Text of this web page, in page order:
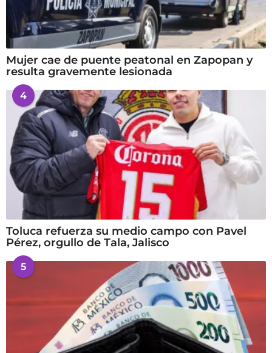
Mujer cae de puente peatonal en Zapopan y
resulta gravemente lesionada
4
Toluca refuerza su medio campo con Pavel
Pérez, orgullo de Tala, Jalisco
5